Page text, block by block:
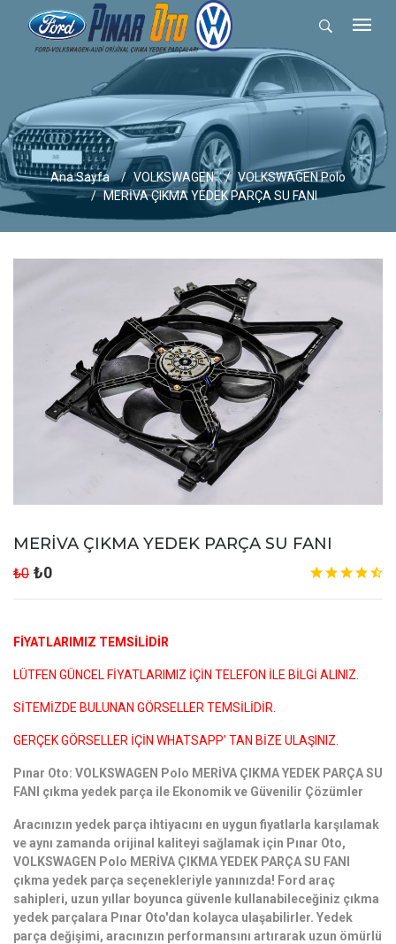
Ana Sayfa VOLKSWAGEN
VOLKSWAGEN Polo
MERİVA ÇIKMA YEDEK PARÇA SU FANI
MERİVA ÇIKMA YEDEK PARÇA SU FANI
₺0 ₺0
FİYATLARIMIZ TEMSİLİDİR
LÜTFEN GÜNCEL FİYATLARIMIZ İÇİN TELEFON İLE BİLGİ ALINIZ.
SİTEMİZDE BULUNAN GÖRSELLER TEMSİLİDİR.
GERÇEK GÖRSELLER İÇİN WHATSAPP' TAN BİZE ULAŞINIZ.
Pınar Oto: VOLKSWAGEN Polo MERİVA ÇIKMA YEDEK PARÇA SU
FANI çıkma yedek parça ile Ekonomik ve Güvenilir Çözümler
Aracınızın yedek parça ihtiyacını en uygun fiyatlarla karşılamak
ve aynı zamanda orijinal kaliteyi sağlamak için Pınar Oto,
VOLKSWAGEN Polo MERİVA ÇIKMA YEDEK PARÇA SU FANI
çıkma yedek parça seçenekleriyle yanınızda! Ford araç
sahipleri, uzun yıllar boyunca güvenle kullanabileceğiniz çıkma
yedek parçalara Pınar Oto'dan kolayca ulaşabilirler. Yedek
parça değişimi, aracınızın performansını artırarak uzun ömürlü